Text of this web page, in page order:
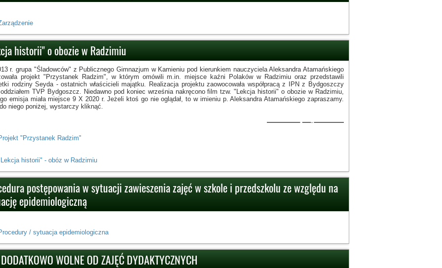
historii" o obozie w Radzimiu
r. grupa "Śladowców" z Publicznego Gimnazjum w Kamieniu pod kierunkiem nauczyciela Aleksandra Atamańskiego
projekt "Przystanek Radzim", w którym omówili m.in. miejsce kaźni Polaków w Radzimiu oraz przedstawili
rodziny Seyda - ostatnich właścicieli majątku. Realizacja projektu zaowocowała współpracą z IPN z Bydgoszczy
TVP Bydgoszcz. Niedawno pod koniec września nakręcono film tzw. "Lekcja historii" o obozie w Radzimiu,
emisja miała miejsce 9 X 2020 r. Jeżeli ktoś go nie oglądał, to w imieniu p. Aleksandra Atamańskiego zapraszamy.
niego poniżej, wystarczy kliknąć.
1
"Przystanek Radzim"
historii" - obóz w Radzimiu
postępowania w sytuacji zawieszenia zajęć w szkole i przedszkolu ze względu na
epidemiologiczną
/ sytuacja epidemiologiczna
WOLNE OD ZAJĘĆ DYDAKTYCZNYCH